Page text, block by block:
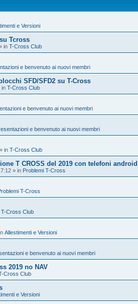
e Versioni
Tcross
in T-Cross Club
e benvenuto ai nuovi membri
SFD/SFD2 su T-Cross
in T-Cross Club
e benvenuto ai nuovi membri
e benvenuto ai nuovi membri
» in T-Cross Club
T CROSS del 2019 con telefoni
» in Problemi T-Cross
T-Cross
T-Cross Club
Allestimenti e Versioni
e benvenuto ai nuovi membri
2019 no NAV
Cross Club
e Versioni